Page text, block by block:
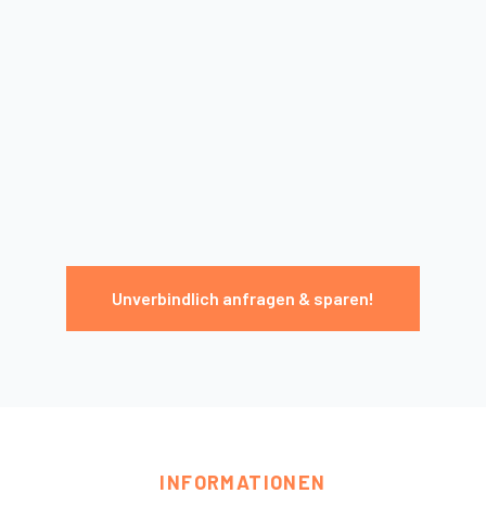
Unverbindlich anfragen & sparen!
INFORMATIONEN